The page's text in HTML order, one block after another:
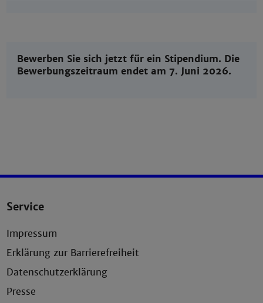
Bewerben Sie sich jetzt für ein Stipendium. Die
Bewerbungszeitraum endet am 7. Juni 2026.
Service
Impressum
Erklärung zur Barrierefreiheit
Datenschutzerklärung
Presse